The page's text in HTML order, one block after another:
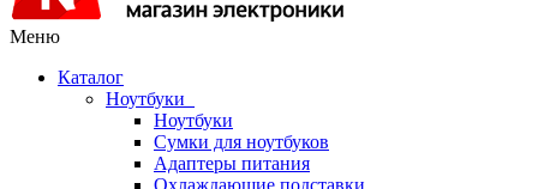
Меню
Каталог
Ноутбуки
Ноутбуки
Сумки для ноутбуков
Адаптеры питания
Охлаждающие подставки